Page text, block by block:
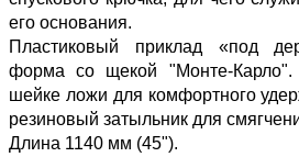
его основания.
Пластиковый приклад «под
форма со щекой "Монте-Карло".
шейке ложи для комфортного
резиновый затыльник для
Длина 1140 мм (45").